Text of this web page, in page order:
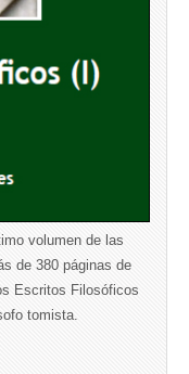
volumen de las
de 380 páginas de
Escritos Filosóficos
tomista.